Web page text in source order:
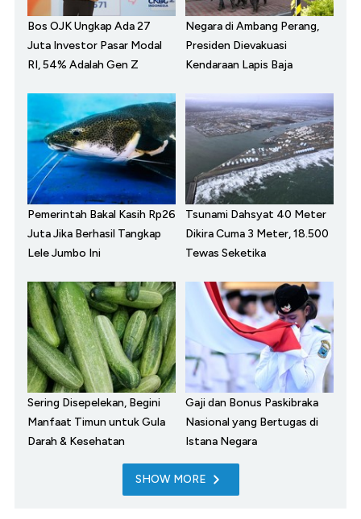
Bos OJK Ungkap Ada 27
Juta Investor Pasar Modal
RI, 54% Adalah Gen Z
Negara di Ambang Perang,
Presiden Dievakuasi
Kendaraan Lapis Baja
Pemerintah Bakal Kasih Rp26
Juta Jika Berhasil Tangkap
Lele Jumbo Ini
Tsunami Dahsyat 40 Meter
Dikira Cuma 3 Meter, 18.500
Tewas Seketika
Sering Disepelekan, Begini
Manfaat Timun untuk Gula
Darah & Kesehatan
Gaji dan Bonus Paskibraka
Nasional yang Bertugas di
Istana Negara
SHOW MORE